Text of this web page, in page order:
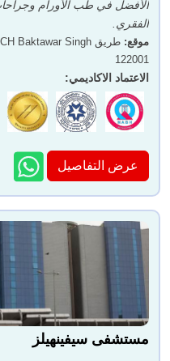
الأفضل في طب الأورام
الفقري.
موقع:
122001
الاعتماد الاكاديمي:
عرض التفاصيل
مستشفى سيفينهيلز